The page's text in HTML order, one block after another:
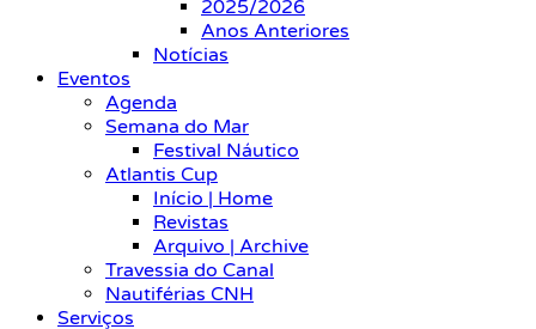
2025/2026
Anos Anteriores
Notícias
Eventos
Agenda
Semana do Mar
Festival Náutico
Atlantis Cup
Início | Home
Revistas
Arquivo | Archive
Travessia do Canal
Nautiférias CNH
Serviços